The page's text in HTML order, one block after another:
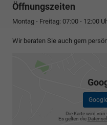
Öffnungszeiten
Montag - Freitag: 07:00 - 12:00
Wir beraten Sie auch gern
Die Karte wird
Es gelten die